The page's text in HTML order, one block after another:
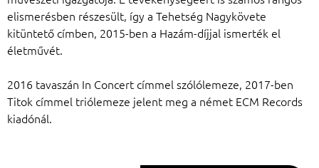
elismerésben részesült, így a Tehetség Nagykövete
kitüntető címben, 2015-ben a Hazám-díjjal ismerték el
életművét.
2016 tavaszán In Concert címmel szólólemeze, 2017-ben
Titok címmel triólemeze jelent meg a német ECM Records
kiadónál.